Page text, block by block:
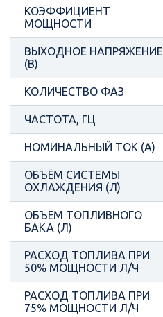
КОЭФФИЦИЕНТ
МОЩНОСТИ
ВЫХОДНОЕ НАПРЯЖЕНИЕ
(В)
КОЛИЧЕСТВО ФАЗ
ЧАСТОТА, ГЦ
НОМИНАЛЬНЫЙ ТОК (А)
ОБЪЁМ СИСТЕМЫ
ОХЛАЖДЕНИЯ (Л)
ОБЪЁМ ТОПЛИВНОГО
БАКА (Л)
РАСХОД ТОПЛИВА ПРИ
50% МОЩНОСТИ Л/Ч
РАСХОД ТОПЛИВА ПРИ
75% МОЩНОСТИ Л/Ч